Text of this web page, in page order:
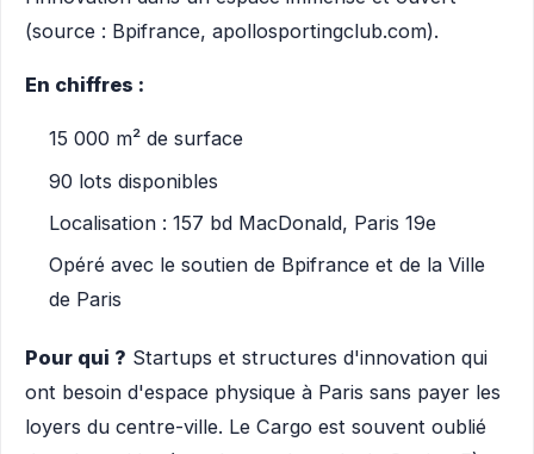
(source : Bpifrance, apollosportingclub.com).
En chiffres :
15 000 m² de surface
90 lots disponibles
Localisation : 157 bd MacDonald, Paris 19e
Opéré avec le soutien de Bpifrance et de la Ville
de Paris
Pour qui ? Startups et structures d'innovation qui
ont besoin d'espace physique à Paris sans payer les
loyers du centre-ville. Le Cargo est souvent oublié